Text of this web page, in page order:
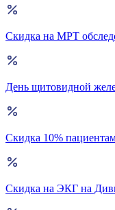
Скидка на МРТ
День щитовидной
Скидка 10%
Скидка на ЭКГ на